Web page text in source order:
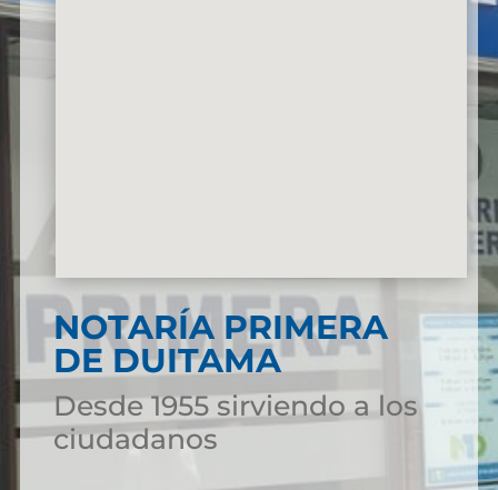
NOTARÍA PRIMERA
DE DUITAMA
Desde 1955 sirviendo a los
ciudadanos